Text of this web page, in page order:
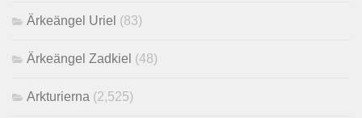
Ärkeängel Uriel (83)
Ärkeängel Zadkiel (48)
Arkturierna (2,525)